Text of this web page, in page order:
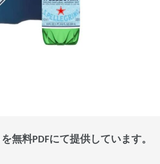
無料PDFにて提供しています。